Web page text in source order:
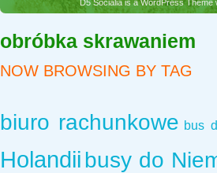
D5 Socialia is a WordPress
obróbka skrawaniem
NOW BROWSING BY TAG
biuro rachunkowe bus
Holandiibusy do